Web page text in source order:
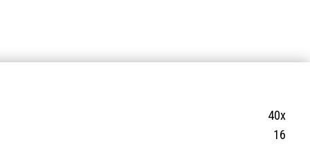
40х
16